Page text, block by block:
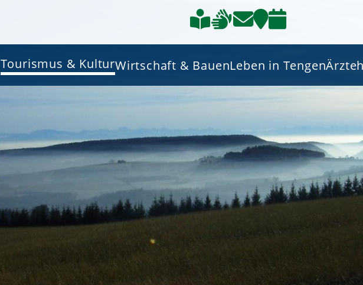
Tourismus & KulturWirtschaft & BauenLeben in Tengen